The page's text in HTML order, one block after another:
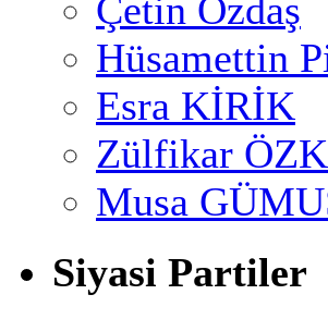
Çetin Özdaş
Hüsamettin
Esra KİRİK
Zülfikar
Musa
Siyasi Partiler